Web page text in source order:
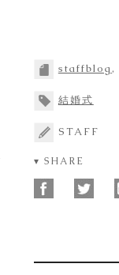
staffblog ,
結婚式
STAFF
▾ SHARE